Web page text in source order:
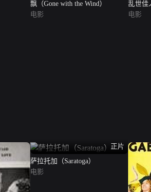
飘（Gone with the Wind）
电影
乱世佳
电影
正片
萨拉托加（Saratoga）
电影